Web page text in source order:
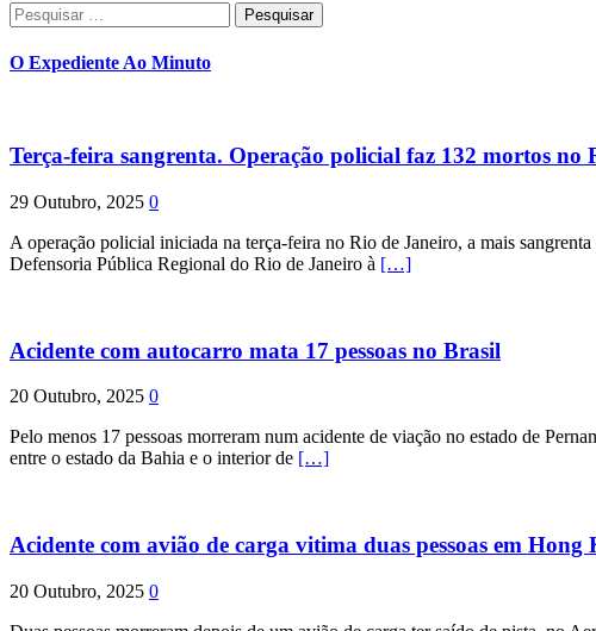
Pesquisar
por:
O Expediente Ao Minuto
Terça-feira sangrenta. Operação policial faz 132 mortos no
29 Outubro, 2025 0
A operação policial iniciada na terça-feira no Rio de Janeiro, a mais
Defensoria Pública Regional do Rio de Janeiro à […]
Acidente com autocarro mata 17 pessoas no Brasil
20 Outubro, 2025 0
Pelo menos 17 pessoas morreram num acidente de viação no estado de
entre o estado da Bahia e o interior de […]
Acidente com avião de carga vitima duas pessoas em Hong
20 Outubro, 2025 0